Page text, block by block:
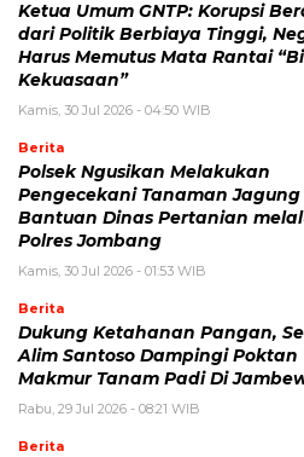
Ketua Umum GNTP: Korupsi
dari Politik Berbiaya Tinggi,
Harus Memutus Mata Rantai
Kekuasaan”
Kamis, 30 Jul 2026 - 04:50 WIB
Berita
Polsek Ngusikan Melakukan
Pengecekani Tanaman Jagung
Bantuan Dinas Pertanian
Polres Jombang
Kamis, 30 Jul 2026 - 01:53 WIB
Berita
Dukung Ketahanan Pangan,
Alim Santoso Dampingi Poktan
Makmur Tanam Padi Di
Rabu, 29 Jul 2026 - 08:21 WIB
Berita